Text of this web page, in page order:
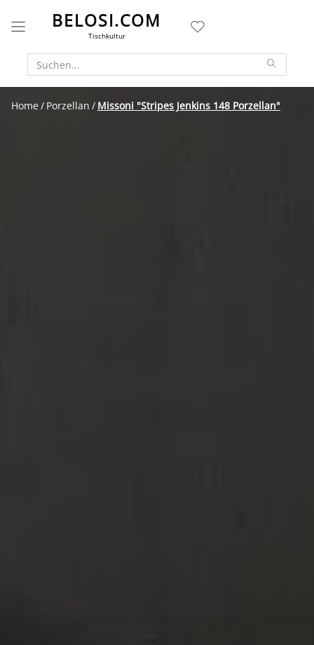
BELOSI.COM
Tischkultur
Home Porzellan Missoni "Stripes Jenkins 148 Porzellan"